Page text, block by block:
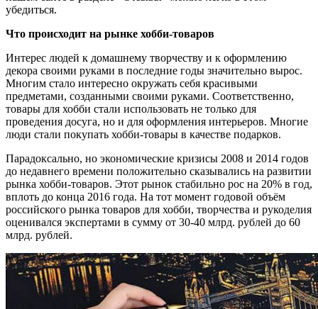
убедиться.
Что происходит на рынке хобби-товаров
Интерес людей к домашнему творчеству и к оформлению
декора своими руками в последние годы значительно вырос.
Многим стало интересно окружать себя красивыми
предметами, созданными своими руками. Соответственно,
товары для хобби стали использовать не только для
проведения досуга, но и для оформления интерьеров. Многие
люди стали покупать хобби-товары в качестве подарков.
Парадоксально, но экономические кризисы 2008 и 2014 годов
до недавнего времени положительно сказывались на развитии
рынка хобби-товаров. Этот рынок стабильно рос на 20% в год,
вплоть до конца 2016 года. На тот момент годовой объём
российского рынка товаров для хобби, творчества и рукоделия
оценивался экспертами в сумму от 30-40 млрд. рублей до 60
млрд. рублей.